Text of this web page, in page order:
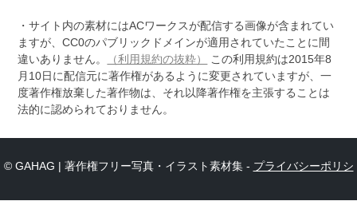
・サイト内の素材にはACワークスが配信する画像が含まれてい
ますが、CC0のパブリックドメインが適用されていたことに間
違いありません。
（利用規約の抜粋）
この利用規約は2015年8
月10日に配信元に著作権があるように変更されていますが、一
度著作権放棄した著作物は、それ以降著作権を主張することは
法的に認められておりません。
© GAHAG | 著作権フリー写真・イラスト素材集 - プライバシーポリシ